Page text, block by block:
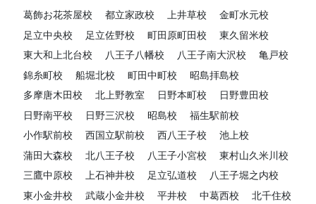
葛飾お花茶屋校 都立家政校 上井草校
金町水元校
足立中央校
足立佐野校 町田原町田校
東久留米校
東大和上北台校
八王子八幡校 八王子南大沢校
亀戸校
錦糸町校
船堀北校 町田中町校
昭島拝島校
多摩唐木田校
北上野教室 日野本町校
日野豊田校
日野南平校
日野三沢校 昭島校
福生駅前校
小作駅前校
西国立駅前校 西八王子校
池上校
蒲田大森校
北八王子校 八王子小宮校
東村山久米川校
三鷹中原校
上石神井校 足立弘道校
八王子堀之内校
東小金井校
武蔵小金井校 平井校 中葛西校
北千住校